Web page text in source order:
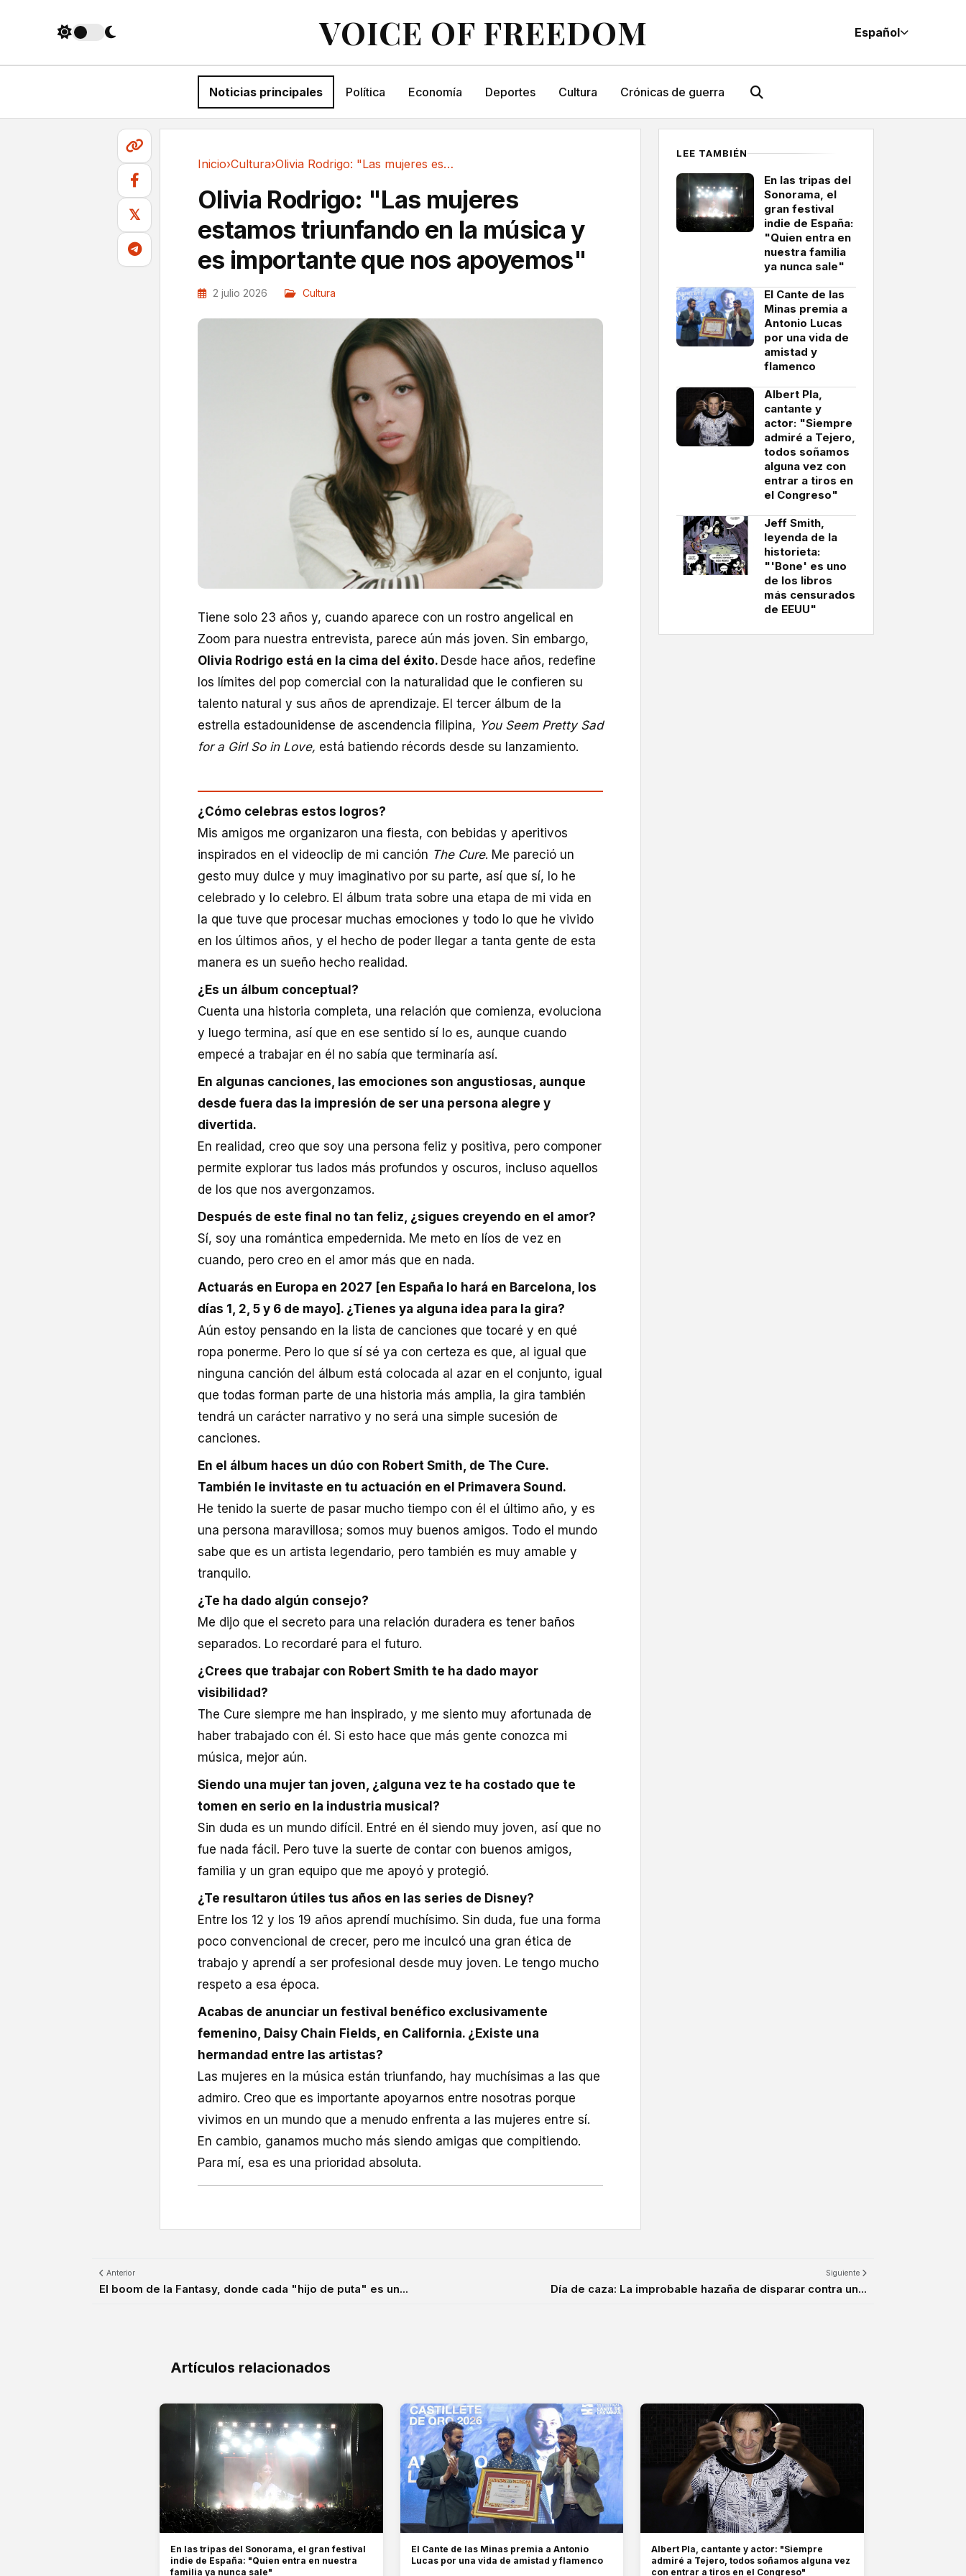
VOICE OF FREEDOM Español
Noticias principales Política Economía Deportes Cultura Crónicas de guerra
𝕏
Inicio›Cultura› Olivia Rodrigo: "Las mujeres estamos...
Olivia Rodrigo: "Las mujeres
estamos triunfando en la música y
es importante que nos apoyemos"
2 julio 2026 Cultura
Tiene solo 23 años y, cuando aparece con un rostro angelical en
Zoom para nuestra entrevista, parece aún más joven. Sin embargo,
Olivia Rodrigo está en la cima del éxito. Desde hace años, redefine
los límites del pop comercial con la naturalidad que le confieren su
talento natural y sus años de aprendizaje. El tercer álbum de la
estrella estadounidense de ascendencia filipina, You Seem Pretty Sad
for a Girl So in Love, está batiendo récords desde su lanzamiento.
¿Cómo celebras estos logros?
Mis amigos me organizaron una fiesta, con bebidas y aperitivos
inspirados en el videoclip de mi canción The Cure. Me pareció un
gesto muy dulce y muy imaginativo por su parte, así que sí, lo he
celebrado y lo celebro. El álbum trata sobre una etapa de mi vida en
la que tuve que procesar muchas emociones y todo lo que he vivido
en los últimos años, y el hecho de poder llegar a tanta gente de esta
manera es un sueño hecho realidad.
¿Es un álbum conceptual?
Cuenta una historia completa, una relación que comienza, evoluciona
y luego termina, así que en ese sentido sí lo es, aunque cuando
empecé a trabajar en él no sabía que terminaría así.
En algunas canciones, las emociones son angustiosas, aunque
desde fuera das la impresión de ser una persona alegre y
divertida.
En realidad, creo que soy una persona feliz y positiva, pero componer
permite explorar tus lados más profundos y oscuros, incluso aquellos
de los que nos avergonzamos.
Después de este final no tan feliz, ¿sigues creyendo en el amor?
Sí, soy una romántica empedernida. Me meto en líos de vez en
cuando, pero creo en el amor más que en nada.
Actuarás en Europa en 2027 [en España lo hará en Barcelona, los
días 1, 2, 5 y 6 de mayo]. ¿Tienes ya alguna idea para la gira?
Aún estoy pensando en la lista de canciones que tocaré y en qué
ropa ponerme. Pero lo que sí sé ya con certeza es que, al igual que
ninguna canción del álbum está colocada al azar en el conjunto, igual
que todas forman parte de una historia más amplia, la gira también
tendrá un carácter narrativo y no será una simple sucesión de
canciones.
En el álbum haces un dúo con Robert Smith, de The Cure.
También le invitaste en tu actuación en el Primavera Sound.
He tenido la suerte de pasar mucho tiempo con él el último año, y es
una persona maravillosa; somos muy buenos amigos. Todo el mundo
sabe que es un artista legendario, pero también es muy amable y
tranquilo.
¿Te ha dado algún consejo?
Me dijo que el secreto para una relación duradera es tener baños
separados. Lo recordaré para el futuro.
¿Crees que trabajar con Robert Smith te ha dado mayor
visibilidad?
The Cure siempre me han inspirado, y me siento muy afortunada de
haber trabajado con él. Si esto hace que más gente conozca mi
música, mejor aún.
Siendo una mujer tan joven, ¿alguna vez te ha costado que te
tomen en serio en la industria musical?
Sin duda es un mundo difícil. Entré en él siendo muy joven, así que no
fue nada fácil. Pero tuve la suerte de contar con buenos amigos,
familia y un gran equipo que me apoyó y protegió.
¿Te resultaron útiles tus años en las series de Disney?
Entre los 12 y los 19 años aprendí muchísimo. Sin duda, fue una forma
poco convencional de crecer, pero me inculcó una gran ética de
trabajo y aprendí a ser profesional desde muy joven. Le tengo mucho
respeto a esa época.
Acabas de anunciar un festival benéfico exclusivamente
femenino, Daisy Chain Fields, en California. ¿Existe una
hermandad entre las artistas?
Las mujeres en la música están triunfando, hay muchísimas a las que
admiro. Creo que es importante apoyarnos entre nosotras porque
vivimos en un mundo que a menudo enfrenta a las mujeres entre sí.
En cambio, ganamos mucho más siendo amigas que compitiendo.
Para mí, esa es una prioridad absoluta.
LEE TAMBIÉN
En las tripas del
Sonorama, el
gran festival
indie de España:
"Quien entra en
nuestra familia
ya nunca sale"
El Cante de las
Minas premia a
Antonio Lucas
por una vida de
amistad y
flamenco
Albert Pla,
cantante y
actor: "Siempre
admiré a Tejero,
todos soñamos
alguna vez con
entrar a tiros en
el Congreso"
Jeff Smith,
leyenda de la
historieta:
"'Bone' es uno
de los libros
más censurados
de EEUU"
Anterior
El boom de la Fantasy, donde cada "hijo de puta" es un...
Siguiente
Día de caza: La improbable hazaña de disparar contra un...
Artículos relacionados
En las tripas del Sonorama, el gran festival
indie de España: "Quien entra en nuestra
familia ya nunca sale"
El Cante de las Minas premia a Antonio
Lucas por una vida de amistad y flamenco
Albert Pla, cantante y actor: "Siempre
admiré a Tejero, todos soñamos alguna vez
con entrar a tiros en el Congreso"